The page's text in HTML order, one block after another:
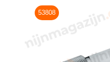
53808